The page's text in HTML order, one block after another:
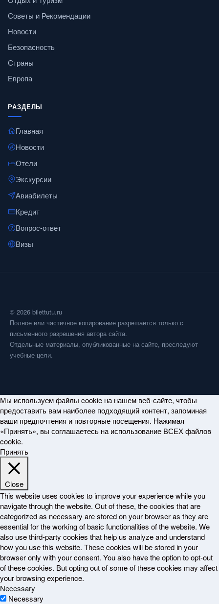
Советы и Рекомендации
Новости
Безопасность
Страны
Европа
РАЗДЕЛЫ
Главная
Новости
Отели
Экскурсии
Авиабилеты
Кредит
Вопрос-ответ
Визы
© 2026 bilettutu.ru
Полное или частичное копирование разрешается только с
письменного разрешения автора сайта.
Отдельные материалы, опубликованные на сайте, преследуют
учебные цели.
Мы используем файлы cookie на нашем веб-сайте, чтобы
предоставить вам наиболее подходящий контент, запоминая
ваши предпочтения и повторные посещения. Нажимая
«Принять», вы соглашаетесь на использование ВСЕХ файлов
cookie.
Принять
Close
This website uses cookies to improve your experience while you
navigate through the website. Out of these, the cookies that are
categorized as necessary are stored on your browser as they are
essential for the working of basic functionalities of the website. We
also use third-party cookies that help us analyze and understand
how you use this website. These cookies will be stored in your
browser only with your consent. You also have the option to opt-out
of these cookies. But opting out of some of these cookies may affect
your browsing experience.
Necessary
Necessary